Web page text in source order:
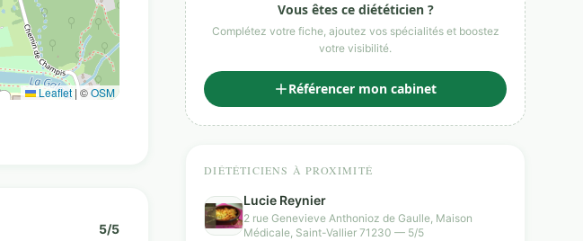
Leaflet | ©OSM
5/5
Vous êtes ce diététicien ?
Complétez votre fiche, ajoutez vos spécialités et boostez
votre visibilité.
Référencer mon cabinet
DIÉTÉTICIENS À PROXIMITÉ
Lucie Reynier
2 rue Genevieve Anthonioz de Gaulle, Maison
Médicale, Saint-Vallier 71230 — 5/5